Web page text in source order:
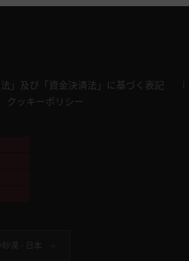
法」及び「資金決済法」に基づく表記
クッキーポリシー
漠 - 日本